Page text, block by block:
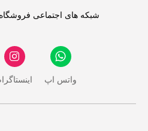
شبکه های اجتماعی فروشگاه
واتس اپ